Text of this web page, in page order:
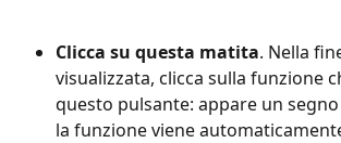
Clicca su questa matita. Nella
visualizzata, clicca sulla funzione
questo pulsante: appare un
la funzione viene